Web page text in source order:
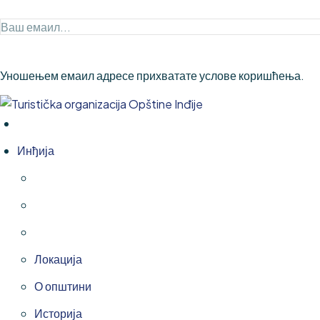
Уношењем емаил адресе прихватате услове коришћења.
Инђија
Локација
О општини
Историја